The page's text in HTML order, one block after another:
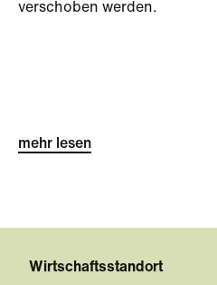
verschoben werden.
mehr lesen
Wirtschaftsstandort